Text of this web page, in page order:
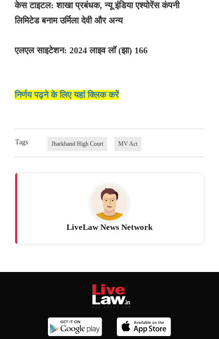
केस टाइटल: शाखा प्रबंधक, न्यू इंडिया एश्योरेंस कंपनी
लिमिटेड बनाम उर्मिला देवी और अन्य
एलएल साइटेशन: 2024 लाइव लॉ (झा) 166
निर्णय पढ़ने के लिए यहां क्लिक करें
Tags Jharkhand High Court MV Act
LiveLaw News Network